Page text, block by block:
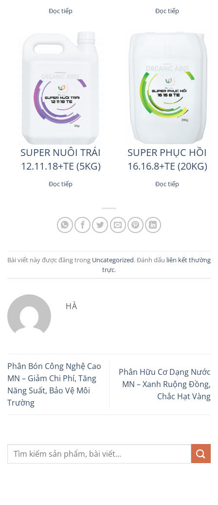
Đọc tiếp Đọc tiếp
SUPER NUÔI TRÁI
12.11.18+TE (5KG)
Đọc tiếp
SUPER PHỤC HỒI
16.16.8+TE (20KG)
Đọc tiếp
Bài viết này được đăng trong Uncategorized. Đánh dấu liên kết thường
trực.
HÀ
Phân Bón Công Nghệ Cao
MN – Giảm Chi Phí, Tăng
Năng Suất, Bảo Vệ Môi
Trường
Phân Hữu Cơ Dạng Nước
MN – Xanh Ruộng Đồng,
Chắc Hạt Vàng